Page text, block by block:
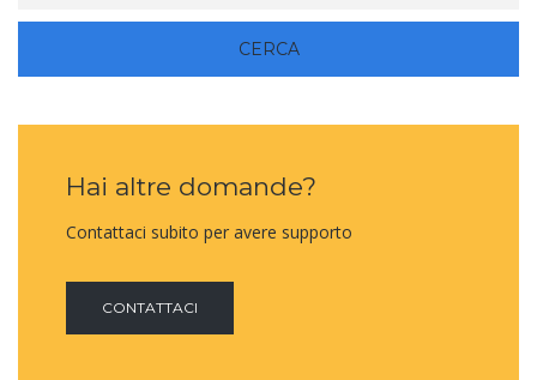
Hai altre domande?
Contattaci subito per avere supporto
CONTATTACI